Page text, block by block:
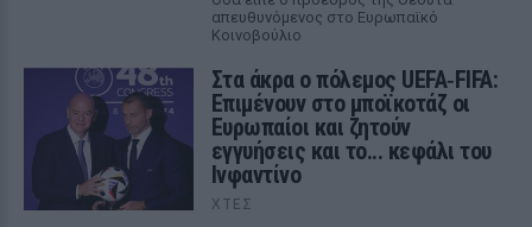
απευθυνόμενος στο Ευρωπαϊκό
Κοινοβούλιο
Στα άκρα ο πόλεμος UEFA‑FIFA:
Επιμένουν στο μποϊκοτάζ οι
Ευρωπαίοι και ζητούν
εγγυήσεις και το... κεφάλι του
Ινφαντίνο
ΧΤΕΣ